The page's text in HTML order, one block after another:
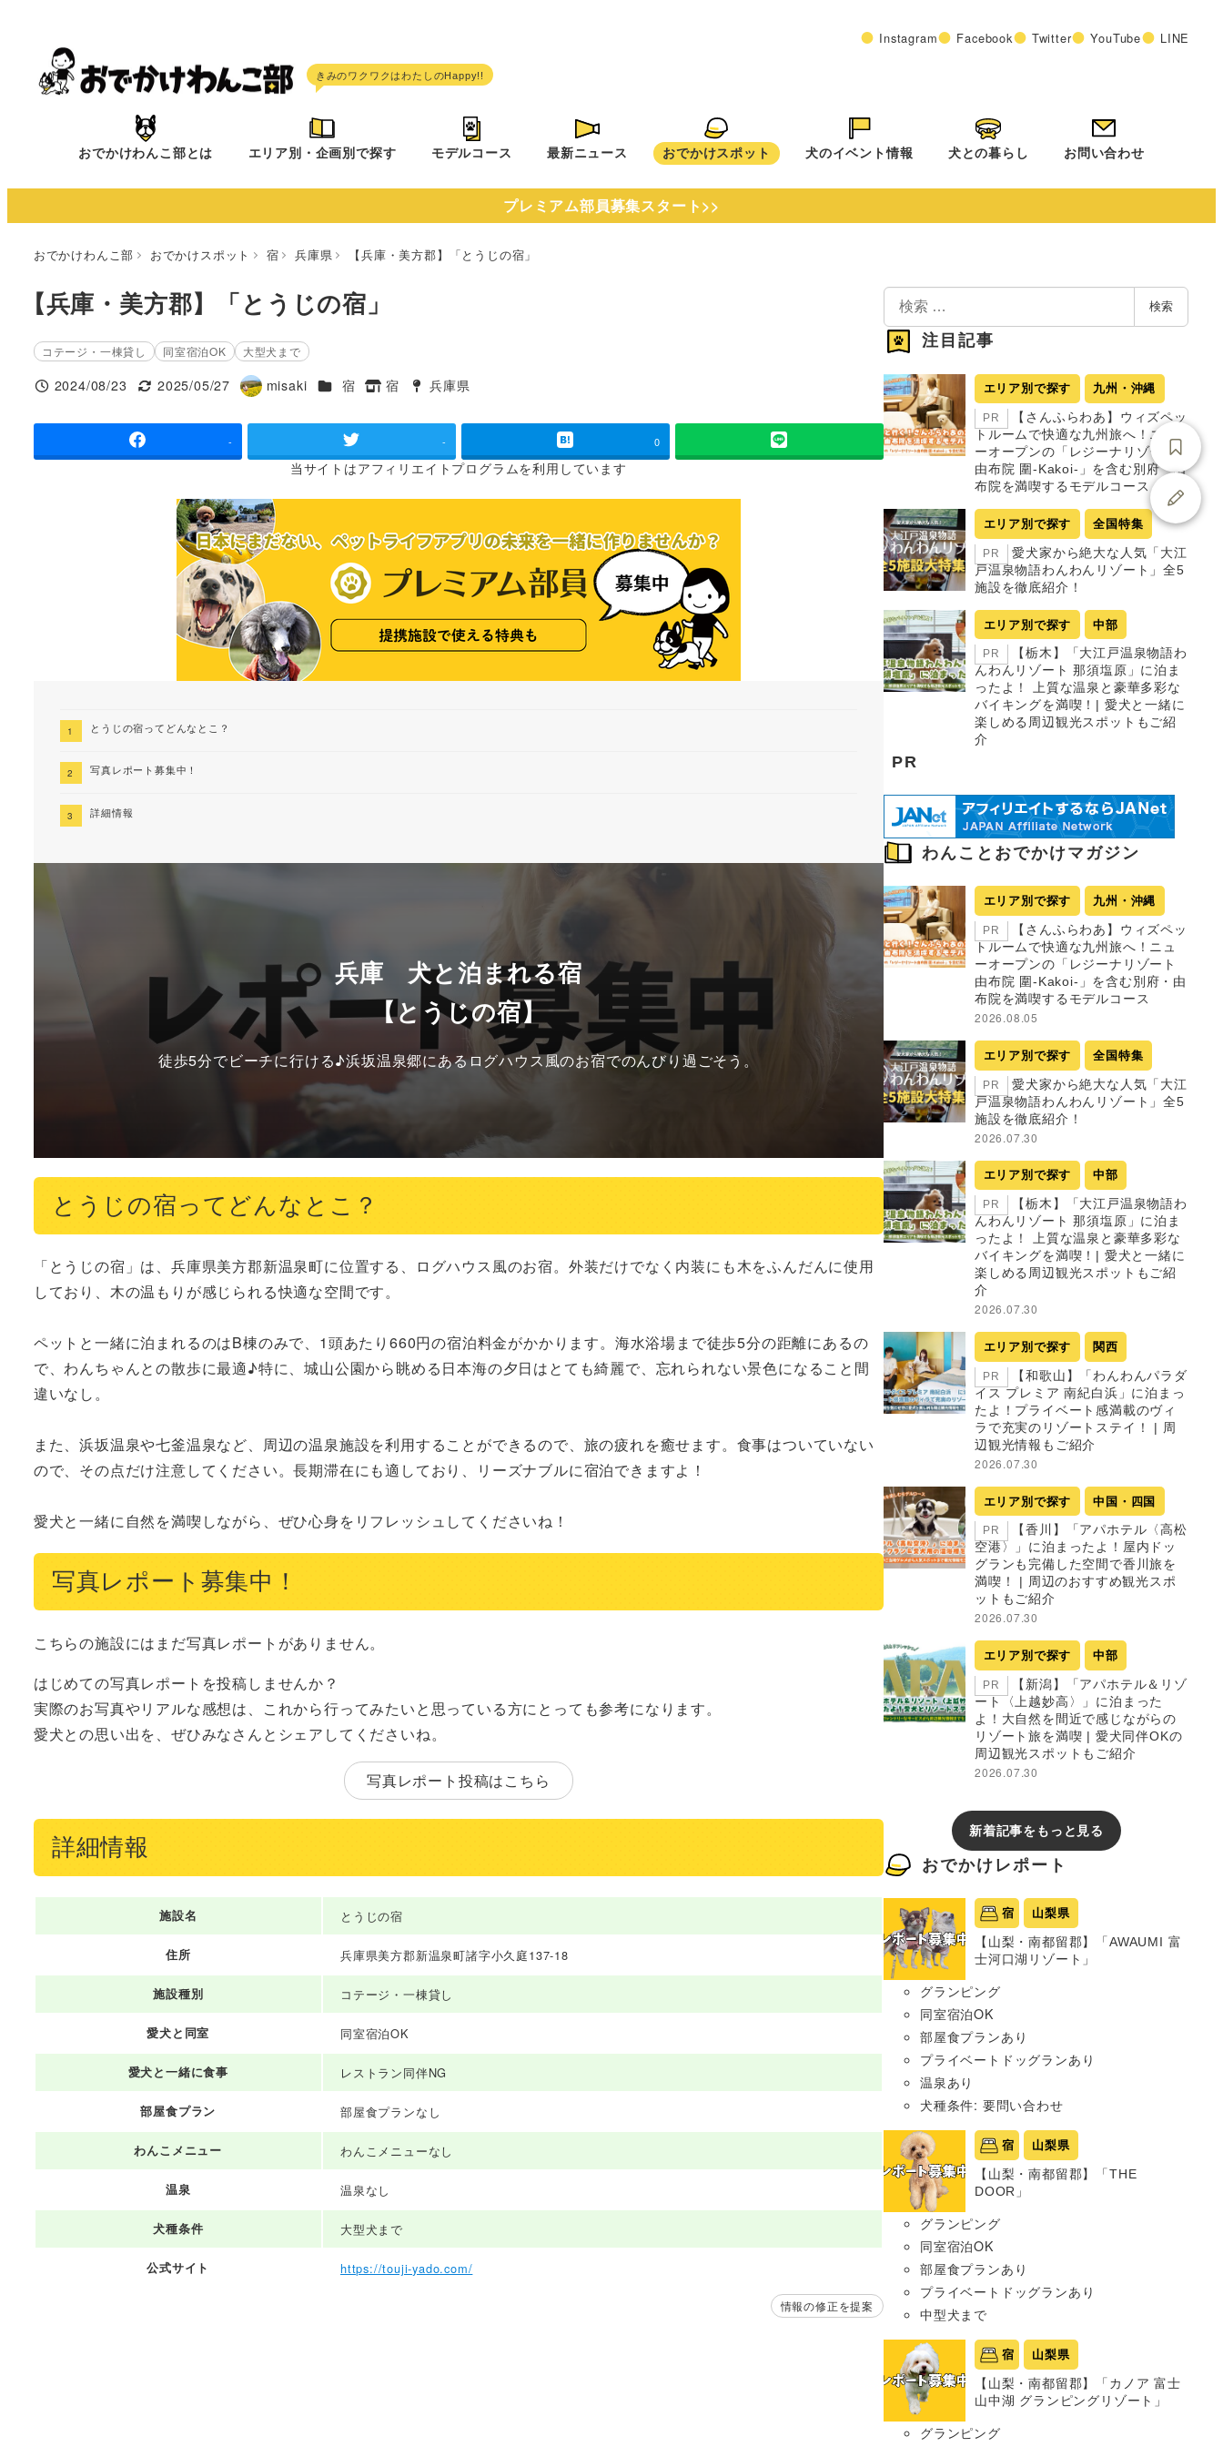
へ
Instagram Facebook Twitter YouTube LINE
おでかけわんこ部とは エリア別・企画別で探す モデルコース 最新ニュース おでかけスポット 犬のイベント情報 犬との暮らし お問い合わせ
プレミアム部員募集スタート>>
おでかけわんこ部 おでかけスポット 宿 兵庫県 【兵庫・美方郡】「とうじの宿」
【兵庫・美方郡】「とうじの宿」
コテージ・一棟貸し 同室宿泊OK 大型犬まで
投稿日
2024/08/23
更新日
2025/05/27
著
misaki 施設ジャンル
宿
タグ
宿
タグ
兵庫県
- - 0
当サイトはアフィリエイトプログラムを利用しています
とうじの宿ってどんなとこ？
写真レポート募集中！
詳細情報
兵庫 犬と泊まれる宿
【とうじの宿】
徒歩5分でビーチに行ける♪浜坂温泉郷にあるログハウス風のお宿でのんびり過ごそう。
とうじの宿ってどんなとこ？
「とうじの宿」は、兵庫県美方郡新温泉町に位置する、ログハウス風のお宿。外装だけでなく内装にも木をふんだんに使用
しており、木の温もりが感じられる快適な空間です。
ペットと一緒に泊まれるのはB棟のみで、1頭あたり660円の宿泊料金がかかります。海水浴場まで徒歩5分の距離にあるの
で、わんちゃんとの散歩に最適♪特に、城山公園から眺める日本海の夕日はとても綺麗で、忘れられない景色になること間
違いなし。
また、浜坂温泉や七釜温泉など、周辺の温泉施設を利用することができるので、旅の疲れを癒せます。食事はついていない
ので、その点だけ注意してください。長期滞在にも適しており、リーズナブルに宿泊できますよ！
愛犬と一緒に自然を満喫しながら、ぜひ心身をリフレッシュしてくださいね！
写真レポート募集中！
こちらの施設にはまだ写真レポートがありません。
はじめての写真レポートを投稿しませんか？
実際のお写真やリアルな感想は、これから行ってみたいと思っている方にとっても参考になります。
愛犬との思い出を、ぜひみなさんとシェアしてくださいね。
写真レポート投稿はこちら
詳細情報
施設名 とうじの宿
住所 兵庫県美方郡新温泉町諸字小久庭137-18
施設種別 コテージ・一棟貸し
愛犬と同室 同室宿泊OK
愛犬と一緒に食事 レストラン同伴NG
部屋食プラン 部屋食プランなし
わんこメニュー わんこメニューなし
温泉 温泉なし
犬種条件 大型犬まで
公式サイト https://touji-yado.com/
情報の修正を提案
検
索
検索
注目記事
エリア別で探す 九州・沖縄
PR
【さんふらわあ】ウィズペッ
トルームで快適な九州旅へ！ニュ
ーオープンの「レジーナリゾート
由布院 圍-Kakoi-」を含む別府・由
布院を満喫するモデルコース
エリア別で探す 全国特集
PR
愛犬家から絶大な人気「大江
戸温泉物語わんわんリゾート」全5
施設を徹底紹介！
エリア別で探す 中部
PR
【栃木】「大江戸温泉物語わ
んわんリゾート 那須塩原」に泊ま
ったよ！ 上質な温泉と豪華多彩な
バイキングを満喫！| 愛犬と一緒に
楽しめる周辺観光スポットもご紹
介
PR
わんことおでかけマガジン
エリア別で探す 九州・沖縄
PR
【さんふらわあ】ウィズペッ
トルームで快適な九州旅へ！ニュ
ーオープンの「レジーナリゾート
由布院 圍-Kakoi-」を含む別府・由
布院を満喫するモデルコース
2026.08.05
エリア別で探す 全国特集
PR
愛犬家から絶大な人気「大江
戸温泉物語わんわんリゾート」全5
施設を徹底紹介！
2026.07.30
エリア別で探す 中部
PR
【栃木】「大江戸温泉物語わ
んわんリゾート 那須塩原」に泊ま
ったよ！ 上質な温泉と豪華多彩な
バイキングを満喫！| 愛犬と一緒に
楽しめる周辺観光スポットもご紹
介
2026.07.30
エリア別で探す 関西
PR
【和歌山】「わんわんパラダ
イス プレミア 南紀白浜」に泊まっ
たよ！プライベート感満載のヴィ
ラで充実のリゾートステイ！ | 周
辺観光情報もご紹介
2026.07.30
エリア別で探す 中国・四国
PR
【香川】「アパホテル〈高松
空港〉」に泊まったよ！屋内ドッ
グランも完備した空間で香川旅を
満喫！ | 周辺のおすすめ観光スポ
ットもご紹介
2026.07.30
エリア別で探す 中部
PR
【新潟】「アパホテル＆リゾ
ート〈上越妙高〉」に泊まった
よ！大自然を間近で感じながらの
リゾート旅を満喫 | 愛犬同伴OKの
周辺観光スポットもご紹介
2026.07.30
新着記事をもっと見る
おでかけレポート
宿 山梨県
【山梨・南都留郡】「AWAUMI 富
士河口湖リゾート」
グランピング
同室宿泊OK
部屋食プランあり
プライベートドッグランあり
温泉あり
犬種条件: 要問い合わせ
宿 山梨県
【山梨・南都留郡】「THE
DOOR」
グランピング
同室宿泊OK
部屋食プランあり
プライベートドッグランあり
中型犬まで
宿 山梨県
【山梨・南都留郡】「カノア 富士
山中湖 グランピングリゾート」
グランピング